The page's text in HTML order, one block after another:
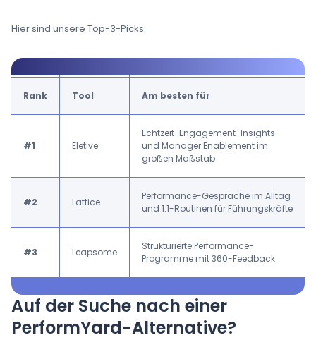
Hier sind unsere Top-3-Picks:
Rank Tool Am besten für
#1 Eletive
Echtzeit-Engagement-Insights
und Manager Enablement im
großen Maßstab
#2 Lattice
Performance-Gespräche im Alltag
und 1:1-Routinen für Führungskräfte
#3 Leapsome
Strukturierte Performance-
Programme mit 360-Feedback
Auf der Suche nach einer
PerformYard-Alternative?